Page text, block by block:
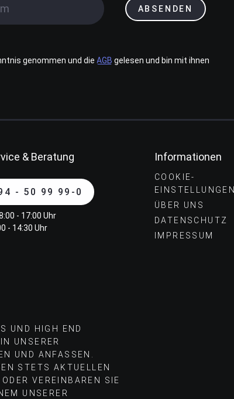
ABSENDEN
genommen und die AGB gelesen und bin mit ihnen
& Beratung
- 50 99 99-0
- 17:00 Uhr
- 14:30 Uhr
Informationen
COOKIE-
EINSTELLUNGEN
ÜBER UNS
DATENSCHUTZ
IMPRESSUM
UND HIGH END
UNSERER
UND ANFASSEN.
STETS AKTUELLEN
VEREINBAREN SIE
UNSERER